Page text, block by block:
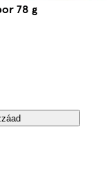
78 g